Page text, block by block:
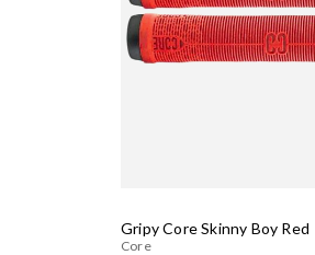
Gripy Core Skinny Boy Red
Core